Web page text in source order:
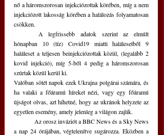
nő a háromszorosan injekciózottak körében, míg a nem
injekciózott lakosság körében a halálozás folyamatosan
csökken.
hónapban 10 (tíz) Covid19 miatti halálesetből 9
haláleset a teljesen beinjekciózottak közül, (legalább 2
kovid injekció), míg 5-ből 4 pedig a háromszorosan
szúrtak közül kerül ki.
Valóban sötét napok ezek Ukrajna polgárai számára, és
ha valaki a főáramú híreket nézi, vagy egy főáramú
újságot olvas, azt hihetné, hogy az ukránok helyzete az
egyetlen esemény, amely jelenleg a világon zajlik.
a nap 24 órájában, végtelenítve sugározza. Eközben a